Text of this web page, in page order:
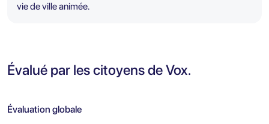
vie de ville animée.
Évalué par les citoyens de Vox.
Évaluation globale